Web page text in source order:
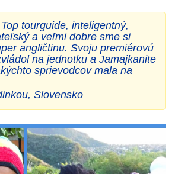
tourguide, inteligentný,
a veľmi dobre sme si
angličtinu. Svoju premiérovú
na jednotku a Jamajkanite
sprievodcov mala na
Slovensko